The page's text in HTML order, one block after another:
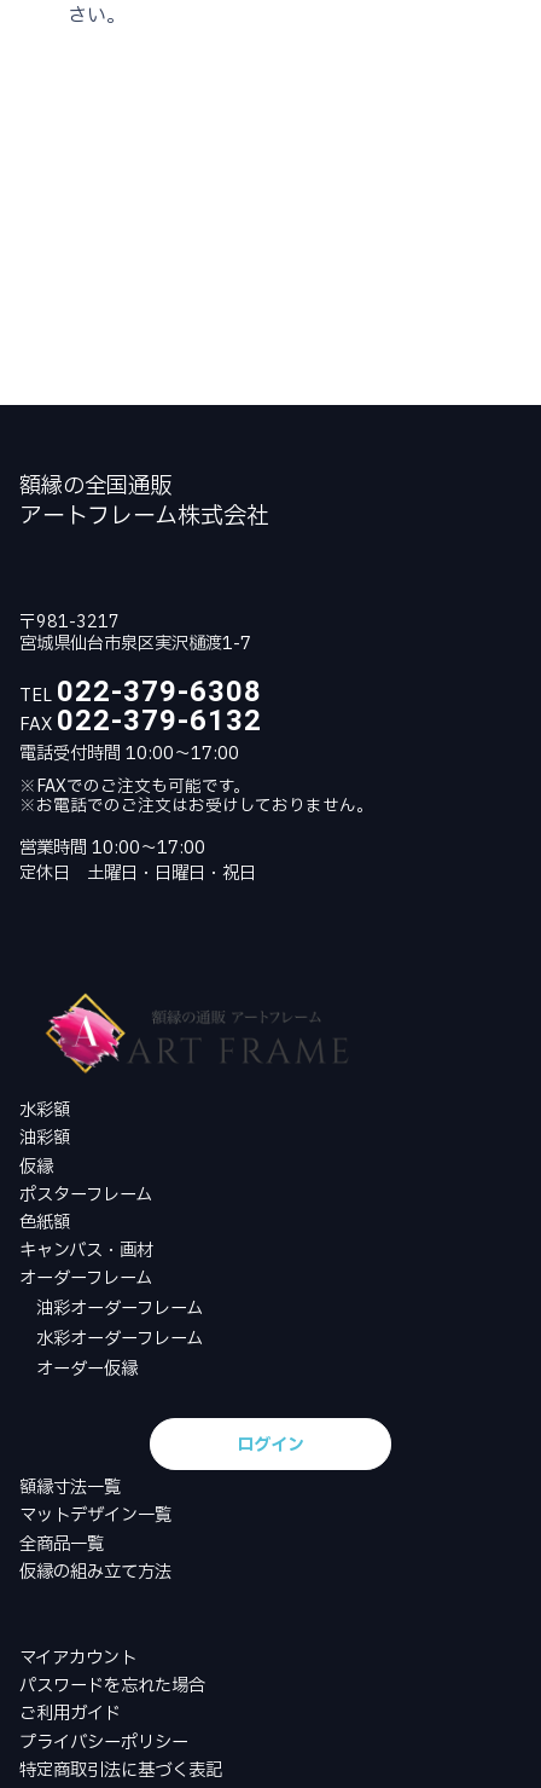
さい。
額縁の全国通販
アートフレーム株式会社
〒981-3217
宮城県仙台市泉区実沢樋渡1-7
TEL 022-379-6308
FAX 022-379-6132
電話受付時間 10:00～17:00
※FAXでのご注文も可能です。
※お電話でのご注文はお受けしておりません。
営業時間 10:00～17:00
定休日 土曜日・日曜日・祝日
水彩額
油彩額
仮縁
ポスターフレーム
色紙額
キャンバス・画材
オーダーフレーム
油彩オーダーフレーム
水彩オーダーフレーム
オーダー仮縁
ログイン
額縁寸法一覧
マットデザイン一覧
全商品一覧
仮縁の組み立て方法
マイアカウント
パスワードを忘れた場合
ご利用ガイド
プライバシーポリシー
特定商取引法に基づく表記